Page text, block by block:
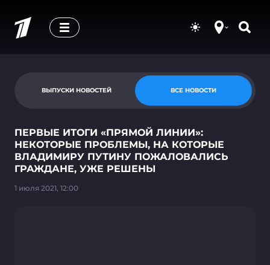
ВЫПУСКИ НОВОСТЕЙ ВСЕ НОВОСТИ
ПЕРВЫЕ ИТОГИ «ПРЯМОЙ ЛИНИИ»:
НЕКОТОРЫЕ ПРОБЛЕМЫ, НА КОТОРЫЕ
ВЛАДИМИРУ ПУТИНУ ПОЖАЛОВАЛИСЬ
ГРАЖДАНЕ, УЖЕ РЕШЕНЫ
1 июля 2021, 12:00